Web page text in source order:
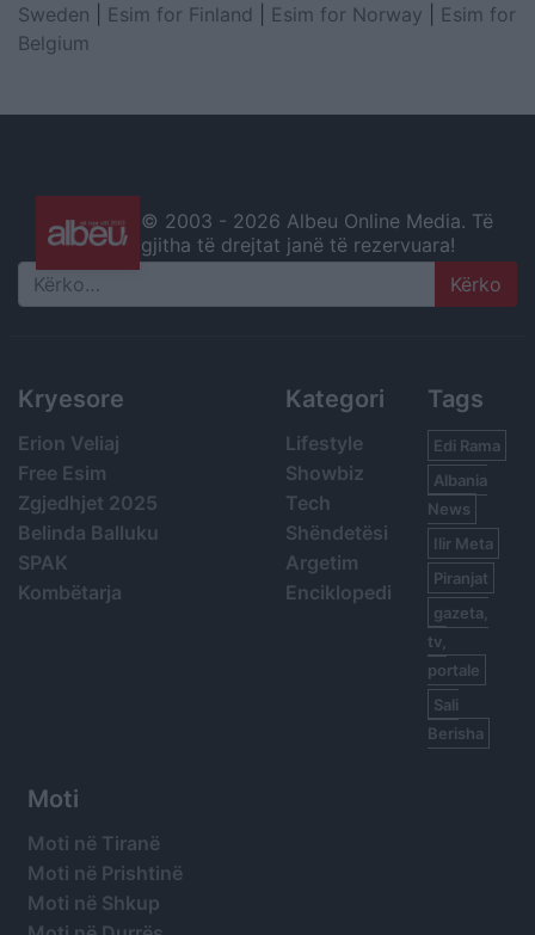
Sweden
Esim for Finland Esim for Norway
Esim for
Belgium
© 2003 - 2026 Albeu Online Media. Të
gjitha të drejtat janë të rezervuara!
Search
Kryesore
Erion Veliaj
Free Esim
Zgjedhjet 2025
Belinda Balluku
SPAK
Kombëtarja
Kategori
Lifestyle
Showbiz
Tech
Shëndetësi
Argetim
Enciklopedi
Tags
Edi Rama
Albania
News
Ilir Meta
Piranjat
gazeta,
tv,
portale
Sali
Berisha
Moti
Moti në Tiranë
Moti në Prishtinë
Moti në Shkup